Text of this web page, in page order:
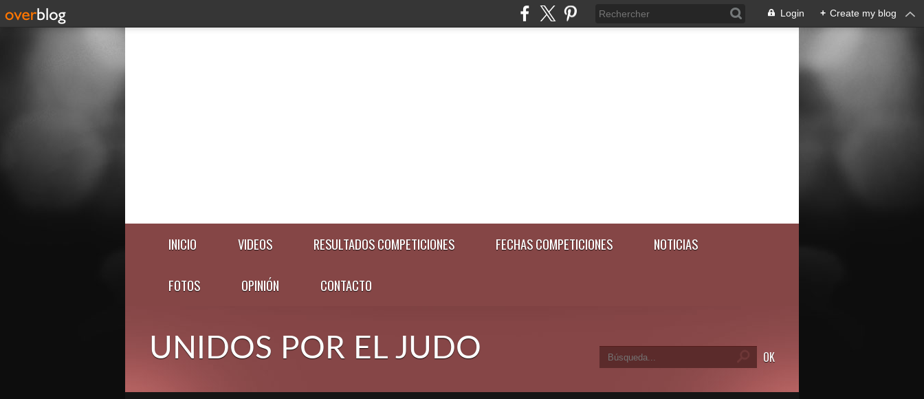
Login + Create my blog
INICIO VIDEOS RESULTADOS COMPETICIONES FECHAS COMPETICIONES NOTICIAS
FOTOS OPINIÓN CONTACTO
UNIDOS POR EL JUDO